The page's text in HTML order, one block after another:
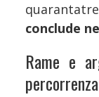
conclude
Rame e
percorrenza